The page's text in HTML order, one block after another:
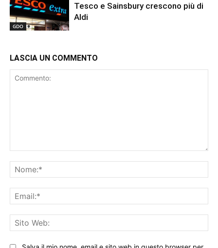
GDO
Tesco e Sainsbury crescono più di
Aldi
LASCIA UN COMMENTO